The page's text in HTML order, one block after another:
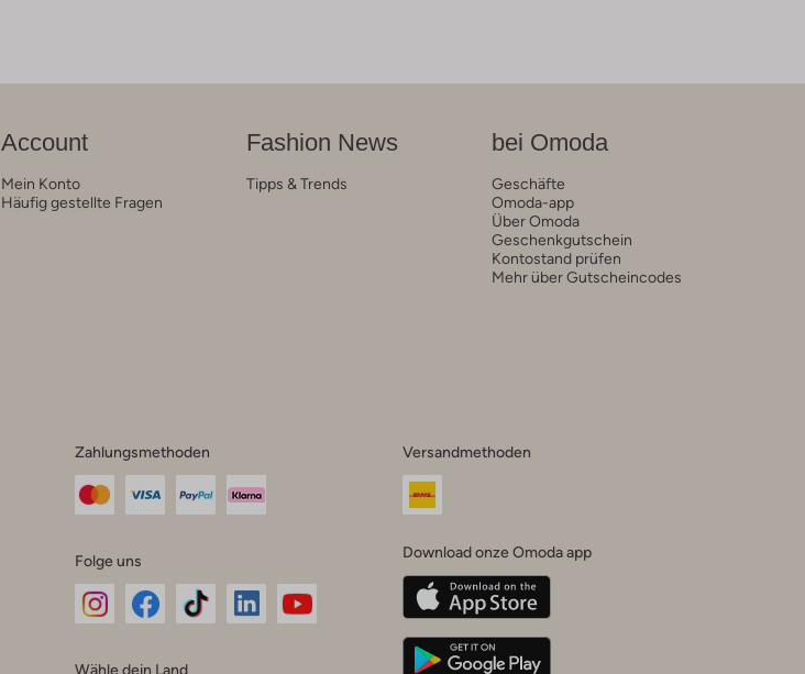
Account
Mein Konto
Häufig gestellte Fragen
Fashion News
Tipps & Trends
bei Omoda
Geschäfte
Omoda-app
Über Omoda
Geschenkgutschein
Kontostand prüfen
Mehr über Gutscheincodes
Zahlungsmethoden
Folge uns
Wähle dein Land
Versandmethoden
Download onze Omoda app